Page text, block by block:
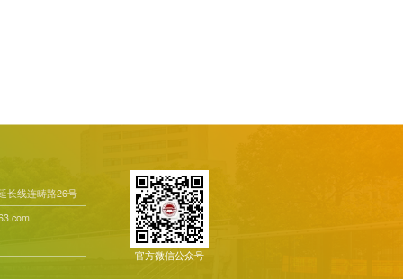
长线连畴路26号
官方微信公众号